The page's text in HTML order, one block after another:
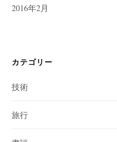
2016年2月
カテゴリー
技術
旅行